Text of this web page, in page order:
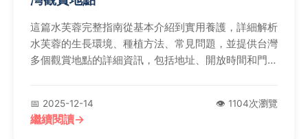
這篇水芙蓉完整指南從基本介紹到實用養護，詳細解析
水芙蓉的生長環境、種植方法、常見問題，並提供台灣
多個觀賞地點的詳細資訊，包括地址、開放時間和門
📅 2025-12-14 👁️ 1104次瀏覽
繼續閱讀